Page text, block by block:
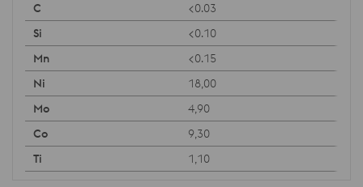
<0.03
<0.10
<0.15
18,00
4,90
9,30
1,10